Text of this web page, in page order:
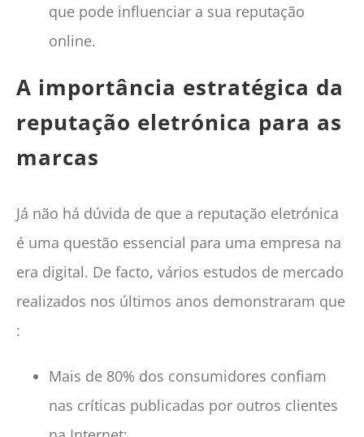
que pode influenciar a sua reputação
online.
A importância estratégica da
reputação eletrónica para as
marcas
Já não há dúvida de que a reputação eletrónica
é uma questão essencial para uma empresa na
era digital. De facto, vários estudos de mercado
realizados nos últimos anos demonstraram que
:
Mais de 80% dos consumidores confiam
nas críticas publicadas por outros clientes